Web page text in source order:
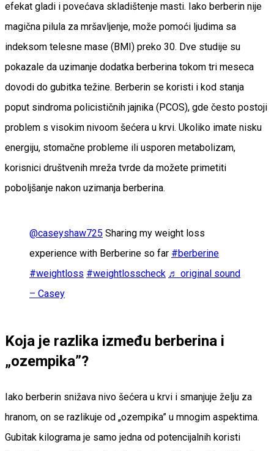
efekat gladi i povećava skladištenje masti. Iako berberin nije
magična pilula za mršavljenje, može pomoći ljudima sa
indeksom telesne mase (BMI) preko 30. Dve studije su
pokazale da uzimanje dodatka berberina tokom tri meseca
dovodi do gubitka težine. Berberin se koristi i kod stanja
poput sindroma policističnih jajnika (PCOS), gde često postoji
problem s visokim nivoom šećera u krvi. Ukoliko imate nisku
energiju, stomačne probleme ili usporen metabolizam,
korisnici društvenih mreža tvrde da možete primetiti
poboljšanje nakon uzimanja berberina.
@caseyshaw725 Sharing my weight loss
experience with Berberine so far #berberine
#weightloss #weightlosscheck ♬ original sound
– Casey
Koja je razlika između berberina i
„ozempika”?
Iako berberin snižava nivo šećera u krvi i smanjuje želju za
hranom, on se razlikuje od „ozempika” u mnogim aspektima.
Gubitak kilograma je samo jedna od potencijalnih koristi